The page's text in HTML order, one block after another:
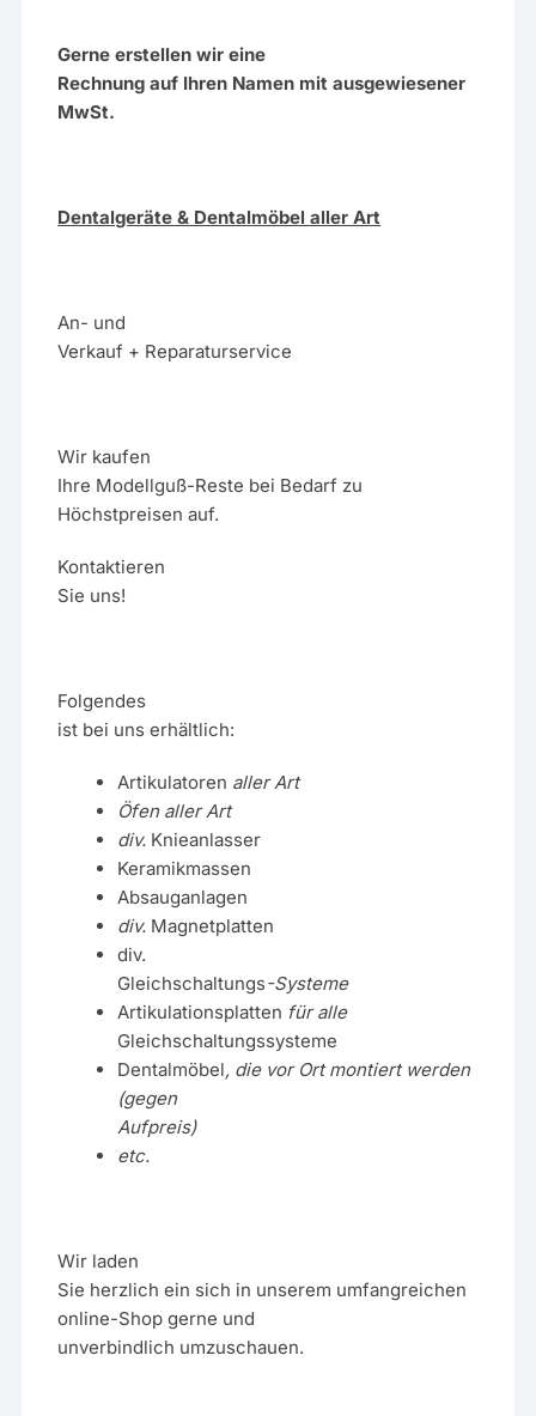
Gerne erstellen wir eine
Rechnung auf Ihren Namen mit ausgewiesener
MwSt.
Dentalgeräte & Dentalmöbel aller Art
An- und
Verkauf + Reparaturservice
Wir kaufen
Ihre Modellguß-Reste bei Bedarf zu
Höchstpreisen auf.
Kontaktieren
Sie uns!
Folgendes
ist bei uns erhältlich:
Artikulatoren aller Art
Öfen aller Art
div. Knieanlasser
Keramikmassen
Absauganlagen
div. Magnetplatten
div.
Gleichschaltungs-Systeme
Artikulationsplatten für alle
Gleichschaltungssysteme
Dentalmöbel, die vor Ort montiert werden
(gegen
Aufpreis)
etc.
Wir laden
Sie herzlich ein sich in unserem umfangreichen
online-Shop gerne und
unverbindlich umzuschauen.